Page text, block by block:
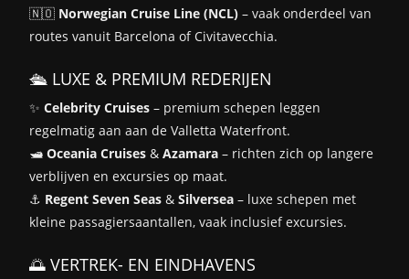
🇳🇴 Norwegian Cruise Line (NCL) – vaak onderdeel van
routes vanuit Barcelona of Civitavecchia.
🛳️ LUXE & PREMIUM REDERIJEN
✨ Celebrity Cruises – premium schepen leggen
regelmatig aan aan de Valletta Waterfront.
🛥️ Oceania Cruises & Azamara – richten zich op langere
verblijven en excursies op maat.
⚓ Regent Seven Seas & Silversea – luxe schepen met
kleine passagiersaantallen, vaak inclusief excursies.
🌅 VERTREK- EN EINDHAVENS